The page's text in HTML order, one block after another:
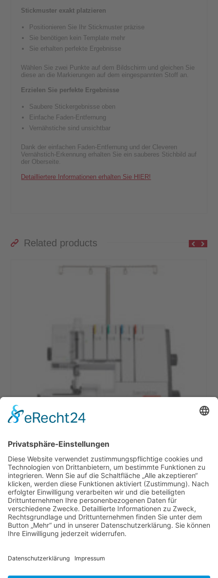
Stickmuster exakt platzieren
Positionieren Sie Ihr Stickmuster präzise
Sie benötigen kein Template mehr
Sie erhalten perfekte Ergebnisse
Wählen Sie zwei Punkte auf dem Bildschirm und gleichen Sie
diese an die Markierungen auf dem eingespannten Stoff an.
Erzielen Sie perfekte Ergebnisse
Saubere Stickergebnisse oben
Einfache Faden-Entfernung
Vernähstiche sind unsichtbar
Dank der einfachen Faden-Entfernung und der Cleveren
Vernähstich-Erkennung erhalten Sie ein sauberes Stichbild auf
der Oberseite.
Detailliertere Informationen erhalten Sie HIER!
Related products
bernette FUNLOCK b44 Overlock-Maschine
649,00€
In den Warenkorb
Wichtige Infos